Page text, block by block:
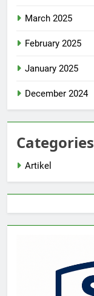
March 2025
February 2025
January 2025
December 2024
Categories
Artikel